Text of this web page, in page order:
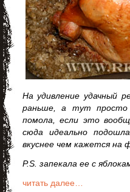
На удивление удачный
раньше, а тут просто
помола, если это
сюда идеально
вкуснее чем кажется на
P.S. запекала ее с
читать далее…